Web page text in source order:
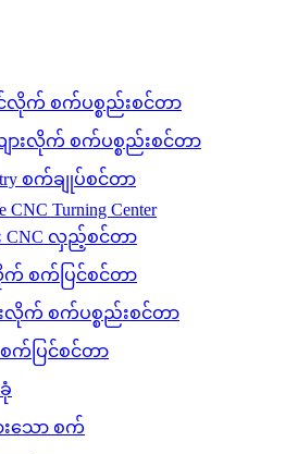
င်လိုက် စက်ပစ္စည်းစင်တာ
ားလိုက် စက်ပစ္စည်းစင်တာ
စက်ချုပ်စင်တာ
CNC Turning Center
CNC လှည့်စင်တာ
က် စက်ပြင်စင်တာ
းလိုက် စက်ပစ္စည်းစင်တာ
စက်ပြင်စင်တာ
သော စက်